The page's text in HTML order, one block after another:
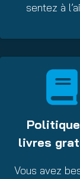
sentez à
livres
Vous avez